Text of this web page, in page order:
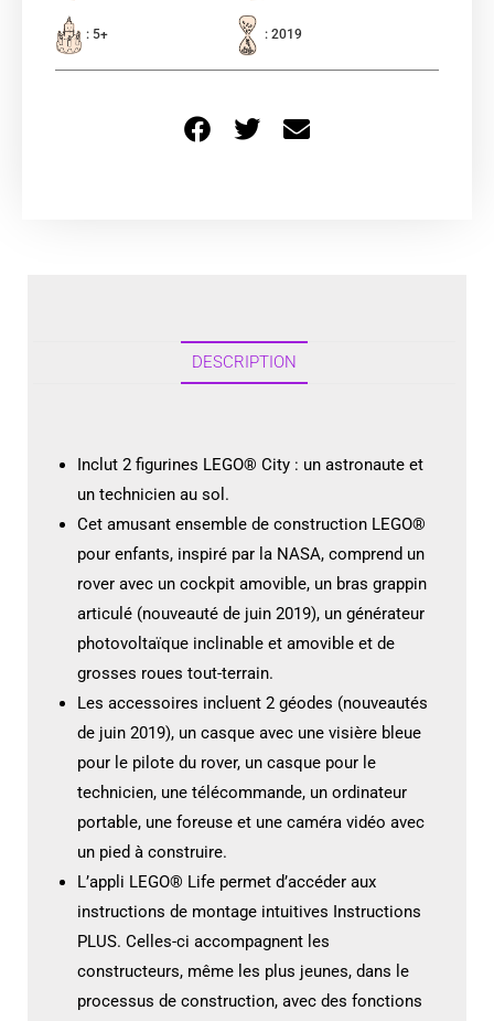
: 5+ : 2019
DESCRIPTION
Inclut 2 figurines LEGO® City : un astronaute et
un technicien au sol.
Cet amusant ensemble de construction LEGO®
pour enfants, inspiré par la NASA, comprend un
rover avec un cockpit amovible, un bras grappin
articulé (nouveauté de juin 2019), un générateur
photovoltaïque inclinable et amovible et de
grosses roues tout-terrain.
Les accessoires incluent 2 géodes (nouveautés
de juin 2019), un casque avec une visière bleue
pour le pilote du rover, un casque pour le
technicien, une télécommande, un ordinateur
portable, une foreuse et une caméra vidéo avec
un pied à construire.
L’appli LEGO® Life permet d’accéder aux
instructions de montage intuitives Instructions
PLUS. Celles-ci accompagnent les
constructeurs, même les plus jeunes, dans le
processus de construction, avec des fonctions